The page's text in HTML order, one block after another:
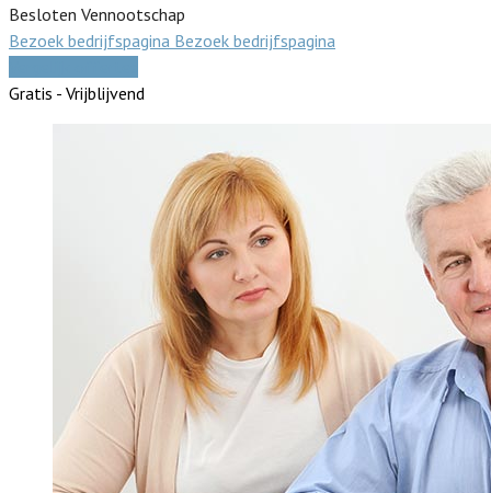
Besloten Vennootschap
Bezoek bedrijfspagina Bezoek bedrijfspagina
Gratis - Vrijblijvend